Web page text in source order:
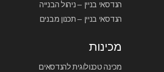
הנדסאי בניין – ניהול הבנייה
הנדסאי בניין – תכנון מבנים
מכינות
מכינה טכנולוגית להנדסאים